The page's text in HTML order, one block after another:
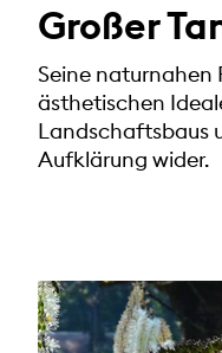
Großer
Seine naturnahen
ästhetischen
Landschaftsbaus
Aufklärung wider.